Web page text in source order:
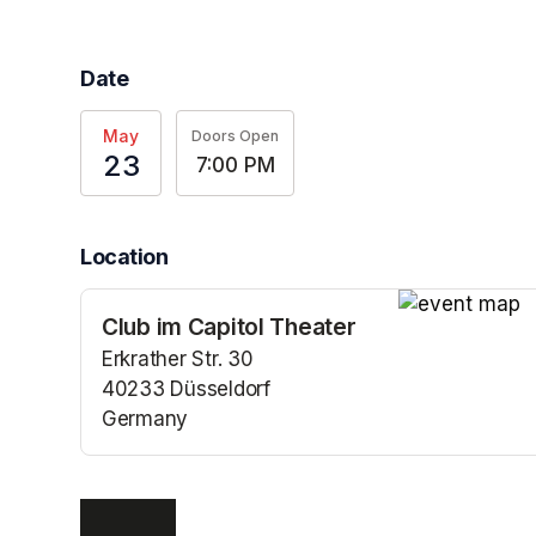
Date
May
23
Doors Open
7:00 PM
Location
Club im Capitol Theater
Erkrather Str. 30
40233 Düsseldorf
Germany
(opens in a new tab)